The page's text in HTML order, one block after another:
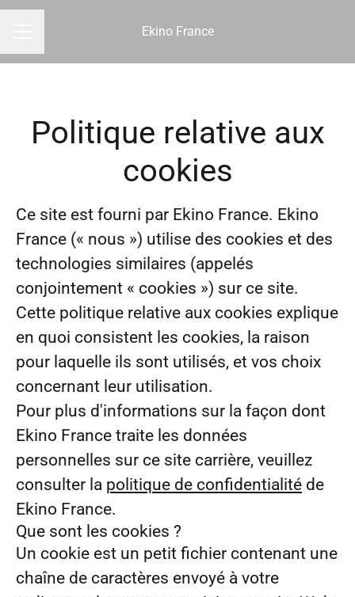
Ekino France
Politique relative aux
cookies
Ce site est fourni par Ekino France. Ekino
France (« nous ») utilise des cookies et des
technologies similaires (appelés
conjointement « cookies ») sur ce site.
Cette politique relative aux cookies explique
en quoi consistent les cookies, la raison
pour laquelle ils sont utilisés, et vos choix
concernant leur utilisation.
Pour plus d'informations sur la façon dont
Ekino France traite les données
personnelles sur ce site carrière, veuillez
consulter la politique de confidentialité de
Ekino France.
Que sont les cookies ?
Un cookie est un petit fichier contenant une
chaîne de caractères envoyé à votre